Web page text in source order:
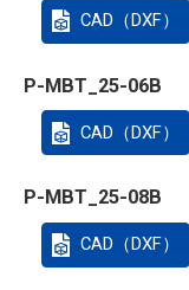
CAD（DXF）
P-MBT_25-06B
CAD（DXF）
P-MBT_25-08B
CAD（DXF）